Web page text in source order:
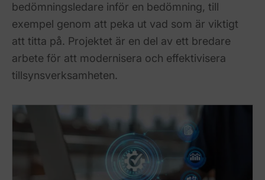
bedömningsledare inför en bedömning, till
exempel genom att peka ut vad som är viktigt
att titta på. Projektet är en del av ett bredare
arbete för att modernisera och effektivisera
tillsynsverksamheten.